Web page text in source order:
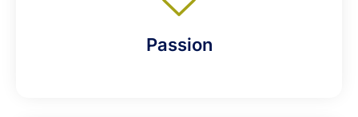
Passion